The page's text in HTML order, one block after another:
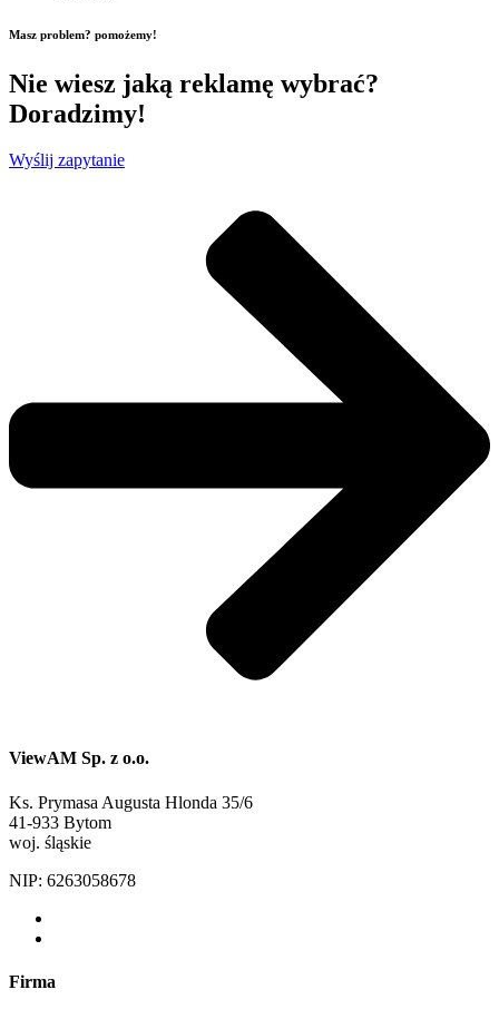
Masz problem? pomożemy!
Nie wiesz jaką reklamę wybrać?
Doradzimy!
Wyślij zapytanie
ViewAM Sp. z o.o.
Ks. Prymasa Augusta Hlonda 35/6
41-933 Bytom
woj. śląskie
NIP: 6263058678
Firma